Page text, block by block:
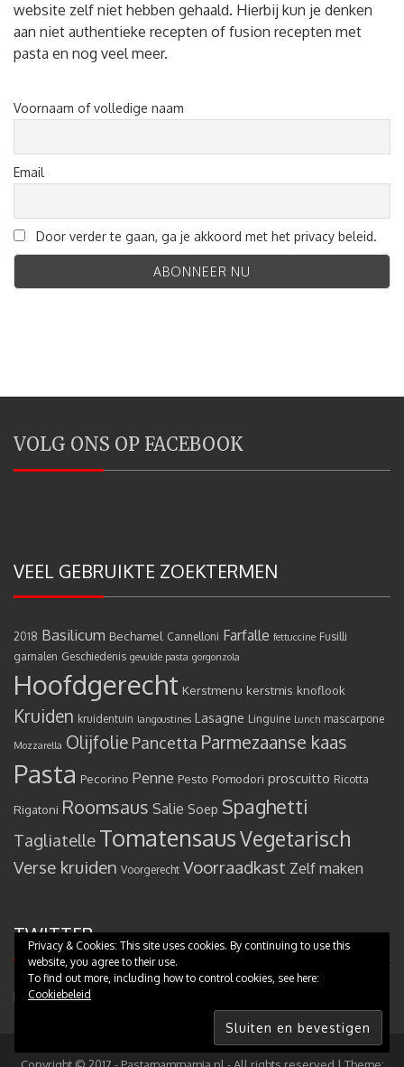
website zelf niet hebben gehaald. Hierbij kun je denken
aan niet authentieke recepten of fusion recepten met
pasta en nog veel meer.
Voornaam of volledige naam
Email
Door verder te gaan, ga je akkoord met het privacy beleid.
VOLG ONS OP FACEBOOK
VEEL GEBRUIKTE ZOEKTERMEN
2018 Basilicum Bechamel Cannelloni Farfalle fettuccine Fusilli
garnalen Geschiedenis gevulde pasta gorgonzola
Hoofdgerecht Kerstmenu kerstmis knoflook
Kruiden kruidentuin langoustines Lasagne Linguine Lunch mascarpone
Mozzarella Olijfolie Pancetta Parmezaanse kaas
Pasta Pecorino Penne Pesto Pomodori proscuitto Ricotta
Rigatoni Roomsaus Salie Soep Spaghetti
Tagliatelle TomatensausVegetarisch
Verse kruiden Voorgerecht Voorraadkast Zelf maken
TWITTER
Mijn tweets
Privacy & Cookies: This site uses cookies. By continuing to use this
website, you agree to their use.
To find out more, including how to control cookies, see here:
Cookiebeleid